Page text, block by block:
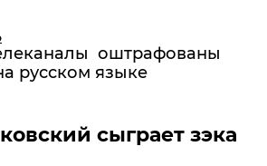
оштрафованы
русском языке
сыграет зэка